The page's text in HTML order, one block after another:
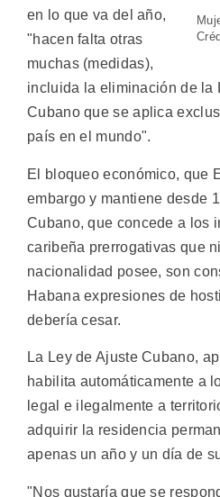
en lo que va del año,
"hacen falta otras
muchas (medidas),
incluida la eliminación de la
Cubano que se aplica
país en el mundo".
El bloqueo económico, que
embargo y mantiene desde
Cubano, que concede a los
caribeña prerrogativas que
nacionalidad posee, son
Habana expresiones de
debería cesar.
La Ley de Ajuste Cubano,
habilita automáticamente a
legal e ilegalmente a
adquirir la residencia
apenas un año y un día de
"Nos gustaría que se